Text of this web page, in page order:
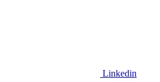
Linkedin